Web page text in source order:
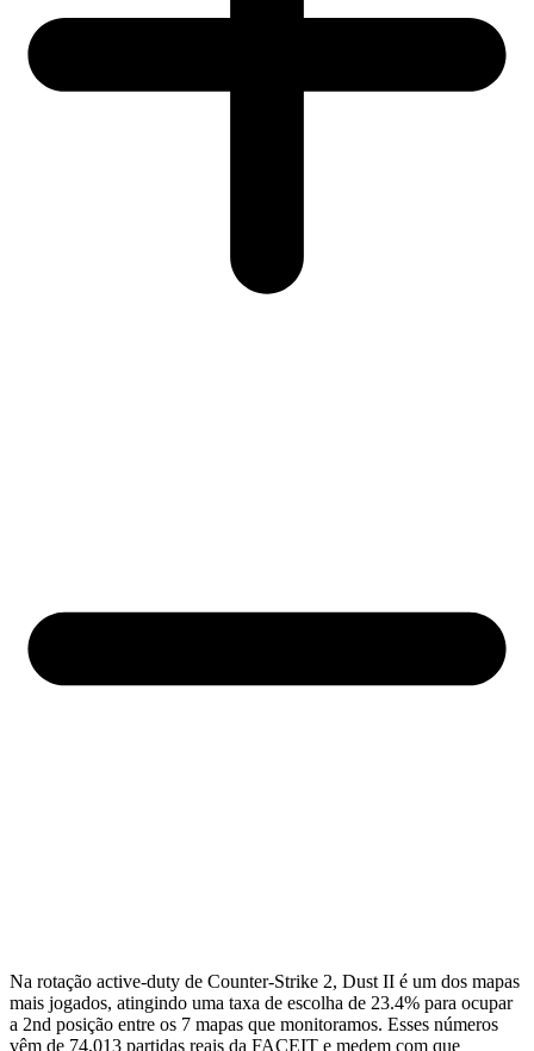
Na rotação active-duty de Counter-Strike 2, Dust II é um dos mapas
mais jogados, atingindo uma taxa de escolha de 23.4% para ocupar
a 2nd posição entre os 7 mapas que monitoramos. Esses números
vêm de 74,013 partidas reais da FACEIT e medem com que